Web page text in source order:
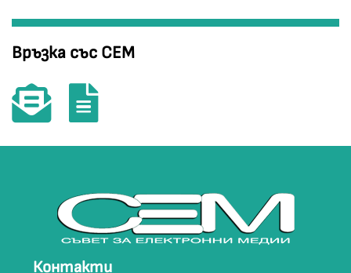
Връзка със СЕМ
Контакти